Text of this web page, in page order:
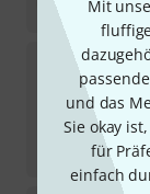
Mit
und das
Sie okay
für
einfach
-
-